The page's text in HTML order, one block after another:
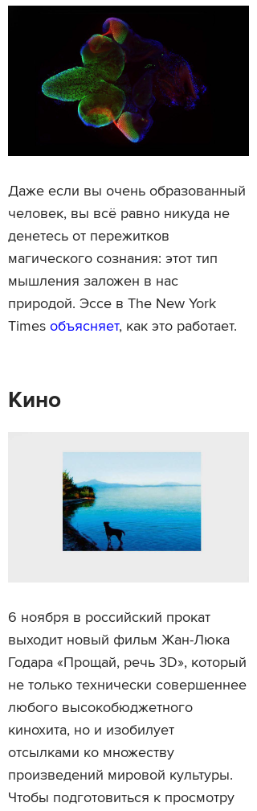
Даже если вы очень образованный
человек, вы всё равно никуда не
денетесь от пережитков
магического сознания: этот тип
мышления заложен в нас
природой. Эссе в The New York
Times объясняет, как это работает.
Кино
6 ноября в российский прокат
выходит новый фильм Жан-Люка
Годара «Прощай, речь 3D», который
не только технически совершеннее
любого высокобюджетного
кинохита, но и изобилует
отсылками ко множеству
произведений мировой культуры.
Чтобы подготовиться к просмотру